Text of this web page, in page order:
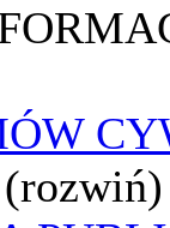
(rozwiń)